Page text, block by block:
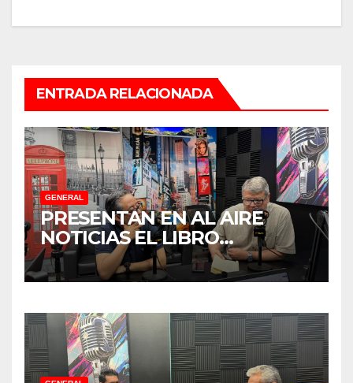
ENTRADA RELACIONADA
GENERAL
PRESENTAN EN AL AIRE
NOTICIAS EL LIBRO
“TENDENCIAS
SUBREGIONALES DE